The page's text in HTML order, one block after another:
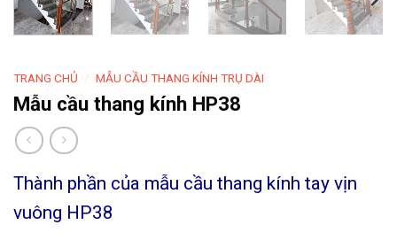
TRANG CHỦ / MẪU CẦU THANG KÍNH TRỤ DÀI
Mẫu cầu thang kính HP38
Thành phần của mẫu cầu thang kính tay vịn
vuông HP38